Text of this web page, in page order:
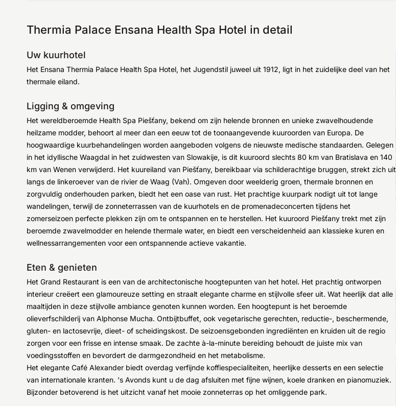
Thermia Palace Ensana Health Spa Hotel in detail
Uw kuurhotel
Het Ensana Thermia Palace Health Spa Hotel, het Jugendstil juweel uit 1912, ligt in het zuidelijke deel van het
thermale eiland.
Ligging & omgeving
Het wereldberoemde Health Spa Piešťany, bekend om zijn helende bronnen en unieke zwavelhoudende
heilzame modder, behoort al meer dan een eeuw tot de toonaangevende kuuroorden van Europa. De
hoogwaardige kuurbehandelingen worden aangeboden volgens de nieuwste medische standaarden. Gelegen
in het idyllische Waagdal in het zuidwesten van Slowakije, is dit kuuroord slechts 80 km van Bratislava en 140
km van Wenen verwijderd. Het kuureiland van Piešťany, bereikbaar via schilderachtige bruggen, strekt zich uit
langs de linkeroever van de rivier de Waag (Vah). Omgeven door weelderig groen, thermale bronnen en
zorgvuldig onderhouden parken, biedt het een oase van rust. Het prachtige kuurpark nodigt uit tot lange
wandelingen, terwijl de zonneterrassen van de kuurhotels en de promenadeconcerten tijdens het
zomerseizoen perfecte plekken zijn om te ontspannen en te herstellen. Het kuuroord Piešťany trekt met zijn
beroemde zwavelmodder en helende thermale water, en biedt een verscheidenheid aan klassieke kuren en
wellnessarrangementen voor een ontspannende actieve vakantie.
Eten & genieten
Het Grand Restaurant is een van de architectonische hoogtepunten van het hotel. Het prachtig ontworpen
interieur creëert een glamoureuze setting en straalt elegante charme en stijlvolle sfeer uit. Wat heerlijk dat alle
maaltijden in deze stijlvolle ambiance genoten kunnen worden. Een hoogtepunt is het beroemde
olieverfschilderij van Alphonse Mucha. Ontbijtbuffet, ook vegetarische gerechten, reductie-, beschermende,
gluten- en lactosevrije, dieet- of scheidingskost. De seizoensgebonden ingrediënten en kruiden uit de regio
zorgen voor een frisse en intense smaak. De zachte à-la-minute bereiding behoudt de juiste mix van
voedingsstoffen en bevordert de darmgezondheid en het metabolisme.
Het elegante Café Alexander biedt overdag verfijnde koffiespecialiteiten, heerlijke desserts en een selectie
van internationale kranten. 's Avonds kunt u de dag afsluiten met fijne wijnen, koele dranken en pianomuziek.
Bijzonder betoverend is het uitzicht vanaf het mooie zonneterras op het omliggende park.